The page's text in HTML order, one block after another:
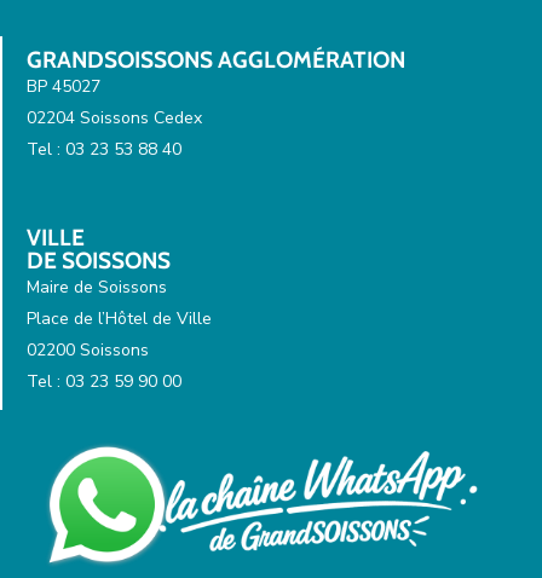
GRANDSOISSONS AGGLOMÉRATION
BP 45027
02204 Soissons Cedex
Tel : 03 23 53 88 40
VILLE
DE SOISSONS
Maire de Soissons
Place de l’Hôtel de Ville
02200 Soissons
Tel : 03 23 59 90 00